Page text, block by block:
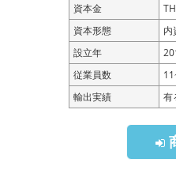
資本金
資本形態
内
設立年
従業員数
輸出実績
有